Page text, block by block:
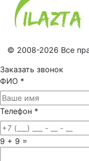
© 2008-2026 Все
Заказать звонок
ФИО *
Телефон *
9 + 9 =